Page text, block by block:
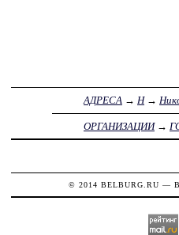
АДРЕСА → Н→
ОРГАНИЗАЦИИ→
© 2014 BELBURG.RU —